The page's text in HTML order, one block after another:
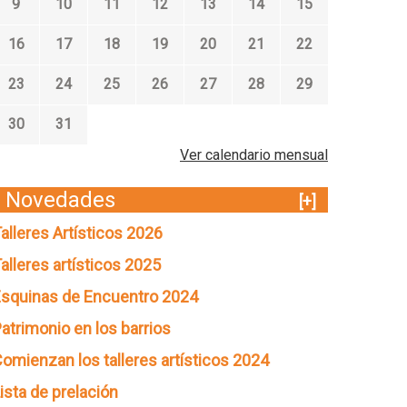
9 10 11 12 13 14 15
16 17 18 19 20 21 22
23 24 25 26 27 28 29
30
31
Ver calendario mensual
Novedades
[+]
Artísticos 2026
artísticos 2025
de Encuentro 2024
en los barrios
los talleres artísticos 2024
de prelación